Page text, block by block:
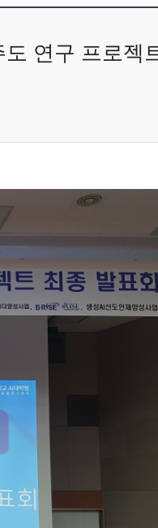
도 연구 프로젝